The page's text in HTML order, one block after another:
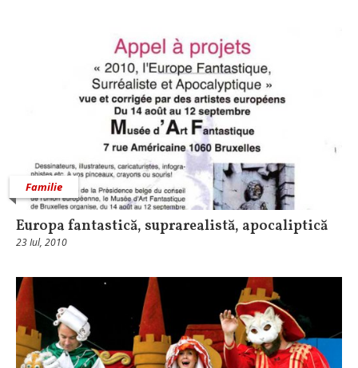
Familie
Europa fantastică, suprarealistă, apocaliptică
23 Iul, 2010